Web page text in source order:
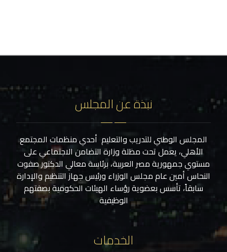
نبذة عن المجلس
المجلس الوطني للتدريب والتعليم أحدي منظمات المجتمع
الأهلي، يعمل تحت مظلة وزارة التضامن الاجتماعي على
مستوي جمهورية مصر العربية، برئاسة معالي الدكتور صفوت
النحاس أمين عام مجلس الوزراء ورئيس جهاز التنظيم والإدارة
سابقاً، تأسس بعضوية رؤساء الهيئات الحكومية بصفتهم
الوظيفية
الخدمات